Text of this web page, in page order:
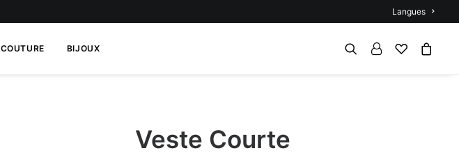
Langues
COUTURE BIJOUX
Veste Courte